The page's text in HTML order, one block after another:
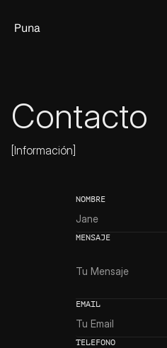
Puna
Contacto
[Información]
NOMBRE
MENSAJE
EMAIL
TELEFONO